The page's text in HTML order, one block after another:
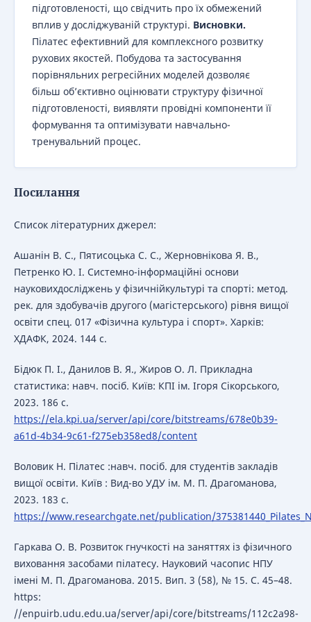
підготовленості, що свідчить про їх обмежений
вплив у досліджуваній структурі. Висновки.
Пілатес ефективний для комплексного розвитку
рухових якостей. Побудова та застосування
порівняльних регресійних моделей дозволяє
більш об’єктивно оцінювати структуру фізичної
підготовленості, виявляти провідні компоненти її
формування та оптимізувати навчально-
тренувальний процес.
Посилання
Список літературних джерел:
Ашанін В. С., Пятисоцька С. С., Жерновнікова Я. В.,
Петренко Ю. І. Системно-інформаційні основи
науковихдосліджень у фізичнійкультурі та спорті: метод.
рек. для здобувачів другого (магістерського) рівня вищої
освіти спец. 017 «Фізична культура і спорт». Харків:
ХДАФК, 2024. 144 с.
Бідюк П. І., Данилов В. Я., Жиров О. Л. Прикладна
статистика: навч. посіб. Київ: КПІ ім. Ігоря Сікорського,
2023. 186 с.
https://ela.kpi.ua/server/api/core/bitstreams/678e0b39-
a61d-4b34-9c61-f275eb358ed8/content
Воловик Н. Пілатес :навч. посіб. для студентів закладів
вищої освіти. Київ : Вид-во УДУ ім. М. П. Драгоманова,
2023. 183 с.
https://www.researchgate.net/publication/
Гаркава О. В. Розвиток гнучкості на заняттях із фізичного
виховання засобами пілатесу. Науковий часопис НПУ
імені М. П. Драгоманова. 2015. Вип. 3 (58), № 15. С. 45–48.
https:
//enpuirb.udu.edu.ua/server/api/core/bitstreams/112c2a98-